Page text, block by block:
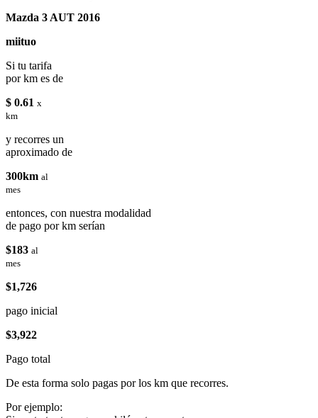
Mazda 3 AUT 2016
miituo
Si tu tarifa
por km es de
$ 0.61 x
km
y recorres un
aproximado de
300km al
mes
entonces, con nuestra modalidad
de pago por km serían
$183 al
mes
$1,726
pago inicial
$3,922
Pago total
De esta forma solo pagas por los km que recorres.
Por ejemplo: